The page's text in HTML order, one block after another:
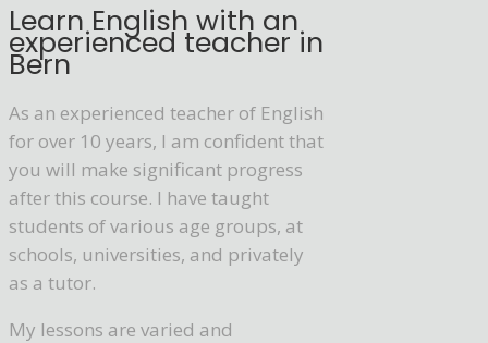
Learn English with an
experienced teacher in
Bern
As an experienced teacher of English
for over 10 years, I am confident that
you will make significant progress
after this course. I have taught
students of various age groups, at
schools, universities, and privately
as a tutor.
My lessons are varied and